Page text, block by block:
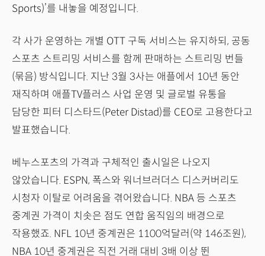
Sports)’를 내놓을 예정입니다.
각 사가 운영하는 개별 OTT 구독 서비스는 유지하되, 공동
스포츠 스트리밍 서비스를 함께 판매하는 스트리밍 번들
(묶음) 방식입니다. 지난 3월 3사는 애플에서 10년 동안
재직하며 애플TV플러스 사업 운영 및 글로벌 유통을
담당한 피터 디스타드(Peter Distad)를 CEO로 고용한다고
발표했습니다.
베누스포츠의 가격과 구체적인 출시일은 나오지
않았습니다. ESPN, 폭스와 워너브러더스 디스커버리도
시청자 이탈로 어려움을 겪어왔습니다. NBA 등 스포츠
중계권 가격이 치솟은 점도 연합 움직임의 배경으로
작용했죠. NFL 10년 중계권은 1100억달러(약 146조원),
NBA 10년 중계권은 직전 거래 대비 3배 이상 뛴